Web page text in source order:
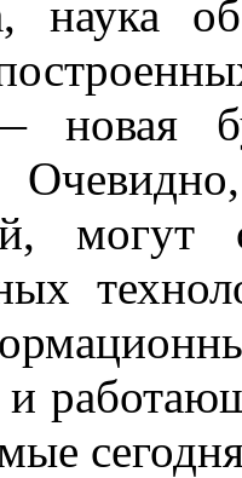
наука
новая